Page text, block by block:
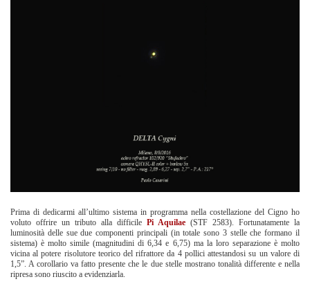
Prima di dedicarmi all’ultimo sistema in programma nella costellazione del Cigno ho
voluto offrire un tributo alla difficile Pi Aquilae (STF 2583). Fortunatamente la
luminosità delle sue due componenti principali (in totale sono 3 stelle che formano il
sistema) è molto simile (magnitudini di 6,34 e 6,75) ma la loro separazione è molto
vicina al potere risolutore teorico del rifrattore da 4 pollici attestandosi su un valore di
1,5”. A corollario va fatto presente che le due stelle mostrano tonalità differente e nella
ripresa sono riuscito a evidenziarla.